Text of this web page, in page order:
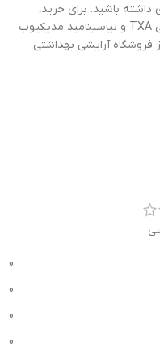
باشید. برای خرید،
بررسی قیمت و سفارش آنلاین کرم کپسولی TXA و نیاسینامید مدیکیوب
می‌توانید از فروشگاه آرایشی بهداشتی
0
0
0
0